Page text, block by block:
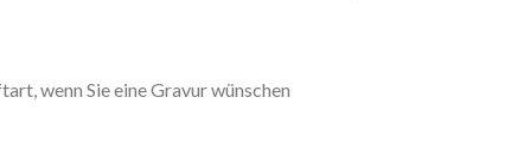
wenn Sie eine Gravur wünschen